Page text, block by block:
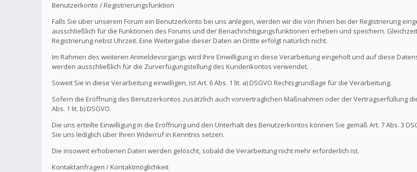
Benutzerkonto / Registrierungsfunktion
Falls Sie über unserem Forum ein Benutzerkonto bei uns anlegen, werden wir die von Ihnen bei der Registrierung
ausschließlich für die Funktionen des Forums und der Benachrichtigungsfunktionen erheben und speichern.
Registrierung nebst Uhrzeit. Eine Weitergabe dieser Daten an Dritte erfolgt natürlich nicht.
Im Rahmen des weiteren Anmeldevorgangs wird Ihre Einwilligung in diese Verarbeitung eingeholt und auf diese
werden ausschließlich für die Zurverfügungstellung des Kundenkontos verwendet.
Soweit Sie in diese Verarbeitung einwilligen, ist Art. 6 Abs. 1 lit. a) DSGVO Rechtsgrundlage für die Verarbeitung.
Sofern die Eröffnung des Benutzerkontos zusätzlich auch vorvertraglichen Maßnahmen oder der Vertragserfüllung
Abs. 1 lit. b) DSGVO.
Die uns erteilte Einwilligung in die Eröffnung und den Unterhalt des Benutzerkontos können Sie gemäß Art. 7 Abs. 3
Sie uns lediglich über Ihren Widerruf in Kenntnis setzen.
Die insoweit erhobenen Daten werden gelöscht, sobald die Verarbeitung nicht mehr erforderlich ist.
Kontaktanfragen / Kontaktmöglichkeit